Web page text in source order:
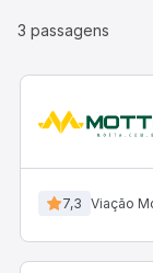
3 passagens
7,3 Viação